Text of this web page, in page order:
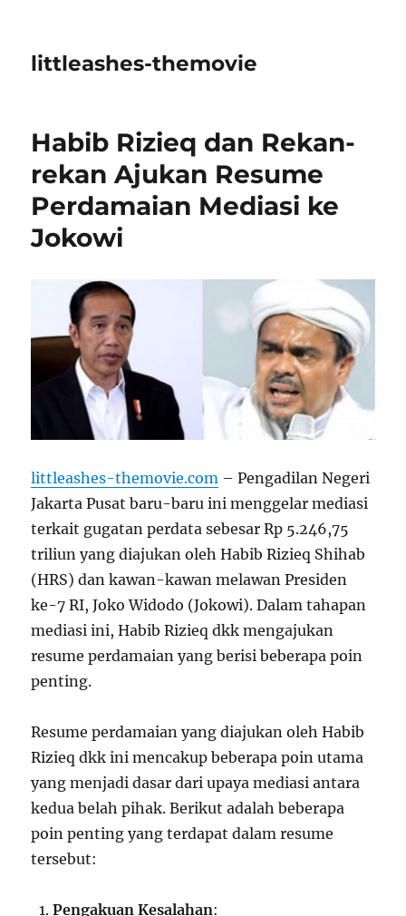
littleashes-themovie
Habib Rizieq dan Rekan-
rekan Ajukan Resume
Perdamaian Mediasi ke
Jokowi
littleashes-themovie.com – Pengadilan Negeri
Jakarta Pusat baru-baru ini menggelar mediasi
terkait gugatan perdata sebesar Rp 5.246,75
triliun yang diajukan oleh Habib Rizieq Shihab
(HRS) dan kawan-kawan melawan Presiden
ke-7 RI, Joko Widodo (Jokowi). Dalam tahapan
mediasi ini, Habib Rizieq dkk mengajukan
resume perdamaian yang berisi beberapa poin
penting.
Resume perdamaian yang diajukan oleh Habib
Rizieq dkk ini mencakup beberapa poin utama
yang menjadi dasar dari upaya mediasi antara
kedua belah pihak. Berikut adalah beberapa
poin penting yang terdapat dalam resume
tersebut:
Pengakuan Kesalahan: